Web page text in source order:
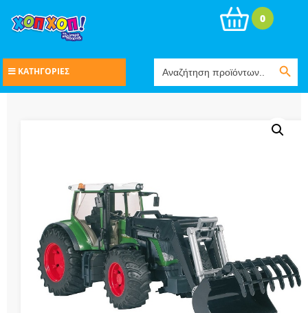
for:
Search Button
0
ΚΑΤΗΓΟΡΙΕΣ